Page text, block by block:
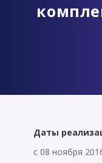
Даты
с 08 ноября